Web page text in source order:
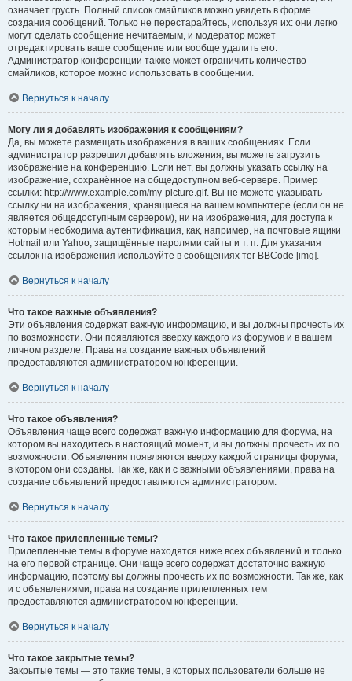
означает грусть. Полный список смайликов можно увидеть в форме
создания сообщений. Только не перестарайтесь, используя их: они легко
могут сделать сообщение нечитаемым, и модератор может
отредактировать ваше сообщение или вообще удалить его.
Администратор конференции также может ограничить количество
смайликов, которое можно использовать в сообщении.
Вернуться к началу
Могу ли я добавлять изображения к сообщениям?
Да, вы можете размещать изображения в ваших сообщениях. Если
администратор разрешил добавлять вложения, вы можете загрузить
изображение на конференцию. Если нет, вы должны указать ссылку на
изображение, сохранённое на общедоступном веб-сервере. Пример
ссылки: http://www.example.com/my-picture.gif. Вы не можете указывать
ссылку ни на изображения, хранящиеся на вашем компьютере (если он не
является общедоступным сервером), ни на изображения, для доступа к
которым необходима аутентификация, как, например, на почтовые ящики
Hotmail или Yahoo, защищённые паролями сайты и т. п. Для указания
ссылок на изображения используйте в сообщениях тег BBCode [img].
Вернуться к началу
Что такое важные объявления?
Эти объявления содержат важную информацию, и вы должны прочесть их
по возможности. Они появляются вверху каждого из форумов и в вашем
личном разделе. Права на создание важных объявлений
предоставляются администратором конференции.
Вернуться к началу
Что такое объявления?
Объявления чаще всего содержат важную информацию для форума, на
котором вы находитесь в настоящий момент, и вы должны прочесть их по
возможности. Объявления появляются вверху каждой страницы форума,
в котором они созданы. Так же, как и с важными объявлениями, права на
создание объявлений предоставляются администратором.
Вернуться к началу
Что такое прилепленные темы?
Прилепленные темы в форуме находятся ниже всех объявлений и только
на его первой странице. Они чаще всего содержат достаточно важную
информацию, поэтому вы должны прочесть их по возможности. Так же, как
и с объявлениями, права на создание прилепленных тем
предоставляются администратором конференции.
Вернуться к началу
Что такое закрытые темы?
Закрытые темы — это такие темы, в которых пользователи больше не